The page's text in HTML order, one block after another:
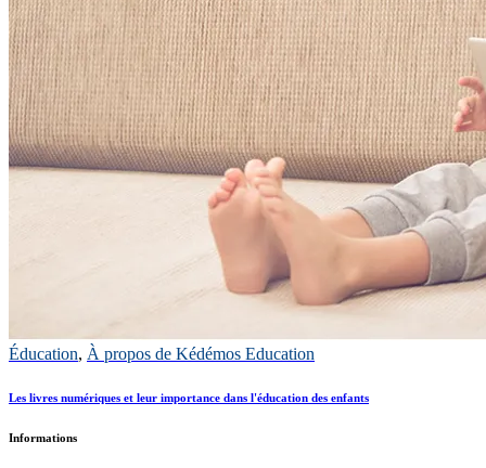
Éducation, À propos de Kédémos Education
Les livres numériques et leur importance dans l'éducation des enfants
Informations